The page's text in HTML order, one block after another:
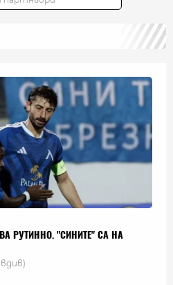
РУТИННО. "СИНИТЕ" СА НА